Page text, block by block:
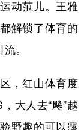
动范儿。王雅
解锁了体育的
。
，红山体育度
大人去“飚”越
野趣的可以露